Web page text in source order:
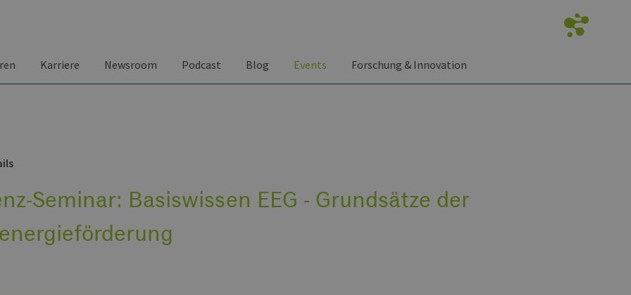
Karriere Newsroom Podcast Blog Events Forschung & Innovation
Seminar: Basiswissen EEG - Grundsätze der